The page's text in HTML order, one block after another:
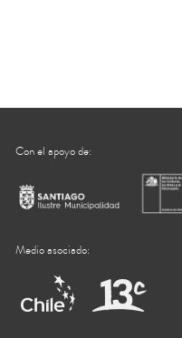
Con el apoyo de:
Medio asociado: